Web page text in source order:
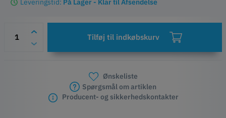
Leveringstid: På Lager - Klar til Afsendelse
Tilføj til indkøbskurv
Ønskeliste
Spørgsmål om artiklen
Producent- og sikkerhedskontakter